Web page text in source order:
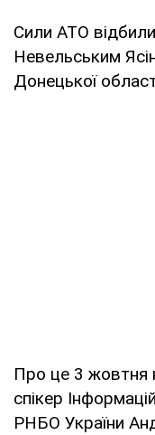
Сили АТО
Невельським
Донецької
Про це 3 жовтня
спікер
РНБО України